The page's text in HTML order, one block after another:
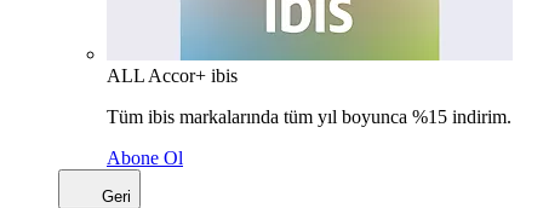
ALL Accor+ ibis
Tüm ibis markalarında tüm yıl boyunca %15 indirim.
Abone Ol
Geri